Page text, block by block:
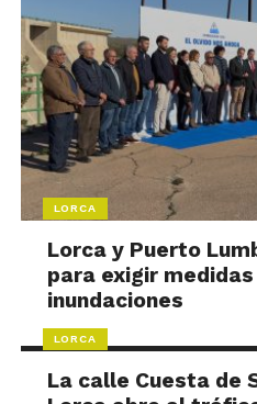
LORCA
Lorca y Puerto
para exigir
inundaciones
LORCA
La calle Cuesta de